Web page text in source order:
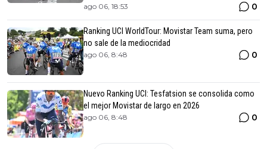
ago 06, 18:53 0
Ranking UCI WorldTour: Movistar Team suma, pero
no sale de la mediocridad
ago 06, 8:48 0
Nuevo Ranking UCI: Tesfatsion se consolida como
el mejor Movistar de largo en 2026
ago 06, 8:48 0